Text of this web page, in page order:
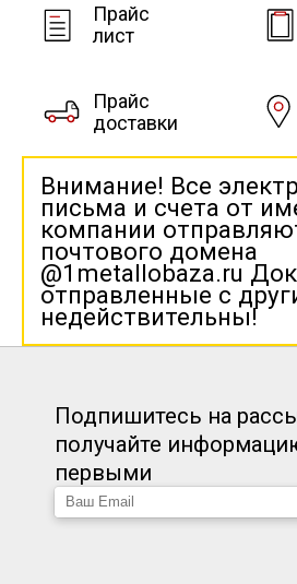
Прайс
лист
Прайс
доставки
Внимание! Все
письма и счета от
компании
почтового домена
@1metallobaza.ru
отправленные с
недействительны!
Подпишитесь на
получайте
первыми